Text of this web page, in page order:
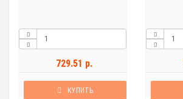
729.51 р.
КУПИТЬ